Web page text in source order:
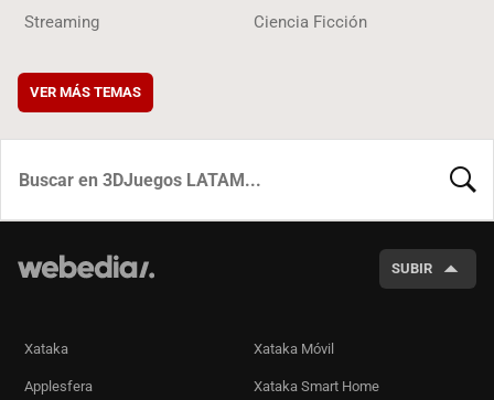
Streaming Ciencia Ficción
VER MÁS TEMAS
SUBIR
Xataka Xataka Móvil
Applesfera Xataka Smart Home